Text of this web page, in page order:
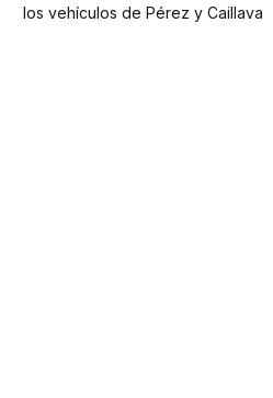
los vehículos de Pérez y Caillava